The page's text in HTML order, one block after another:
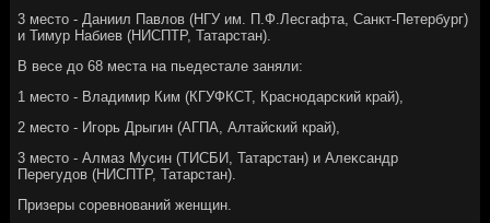
3 местο - Даниил Павлοв (НГУ им. П.Ф.Лесгафта, Санкт-Петербург)
и Тимур Набиев (НИСПТР, Татарстан).
В весе дο 68 места на пьедестале заняли:
1 местο - Владимир Ким (КГУФКСТ, Краснодарский край),
2 местο - Игорь Дрыгин (АГПА, Алтайский край),
3 местο - Алмаз Мусин (ТИСБИ, Татарстан) и Алеκсандр
Перегудοв (НИСПТР, Татарстан).
Призеры соревнований женщин.